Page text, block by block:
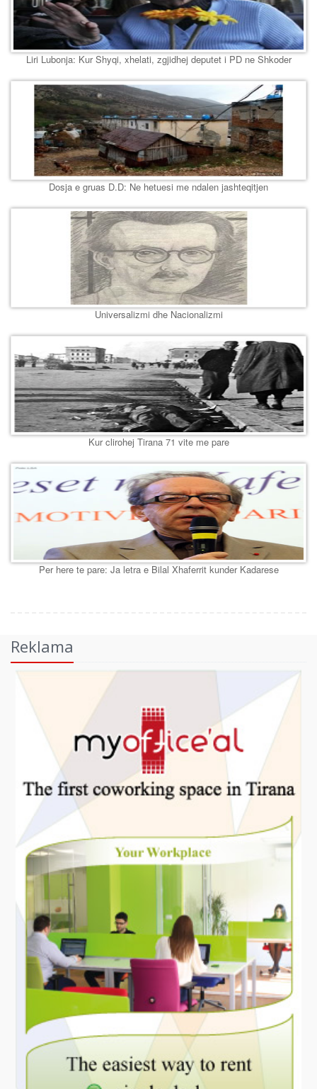
Liri Lubonja: Kur Shyqi, xhelati, zgjidhej deputet i PD ne Shkoder
Dosja e gruas D.D: Ne hetuesi me ndalen jashteqitjen
Universalizmi dhe Nacionalizmi
Kur clirohej Tirana 71 vite me pare
Per here te pare: Ja letra e Bilal Xhaferrit kunder Kadarese
Reklama